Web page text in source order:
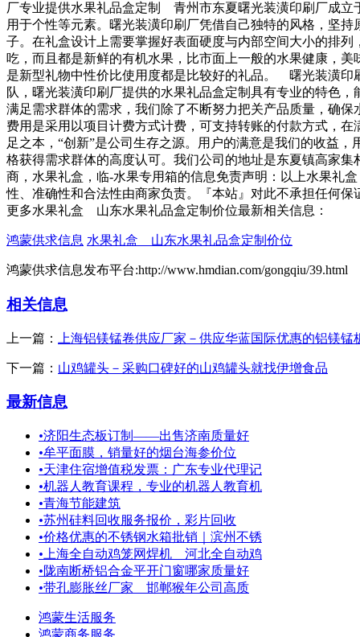
厂专业提供水果礼品盒定制 青州市东夏曙光装潢印刷厂成立
用于个性等元素。曙光装潢印刷厂凭借自己独特的风格，坚
子。在礼盒设计上需要掌握好表面硬度与内部空间大小的排
吃，而且都是新鲜的有机水果，比市面上一般的水果健康，
是新型礼物中性价比使用度都是比较好的礼品。 曙光装潢印
队，曙光装潢印刷厂提供的水果礼品盒定制具有专业的特色
满足需求群体的需求，我们除了不断努力把关产品质量，确
费用是采用以项目计费方式计费，可支持转账的付款方式，
足之本，“创新”是公司生存之源。用户的满意是我们的收益
格获得需求群体的高度认可。我们公司的地址是东夏镇高家
商，水果礼盒，临-水果专用箱的信息免责声明：以上水果礼
性、准确性和合法性由商家负责。『本站』对此不承担任何
更多水果礼盒 山东水果礼品盒定制价位最新相关信息：
鸿蒙供求信息 水果礼盒 山东水果礼品盒定制价位
鸿蒙供求信息发布平台:http://www.hmdian.com/gongqiu/39.html
相关信息
上一篇： 上海铝镁锰卷供应厂家－供应华蓝国际优惠的铝镁锰
下一篇： 山鸡罐头－采购口碑好的山鸡罐头就找伊增食品
最新信息
•济阳生态板订制——出售济南质量好
•牟平面膜，销量好的烟台海参价位
•天津住宿增值税发票：广东专业代理记
•机器人教育课程，专业的机器人教育机
•青海节能建筑
•苏州硅料回收服务报价，彩片回收
•价格优惠的不锈钢水箱批销｜滨州不锈
• 上海全自动鸡笼网焊机＿河北全自动鸡
•陇南断桥铝合金平开门窗哪家质量好
•带孔膨胀丝厂家 邯郸猴年公司高质
鸿蒙生活服务
鸿蒙商务服务